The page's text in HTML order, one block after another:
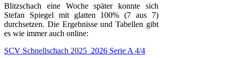
Blitzschach eine Woche später konnte sich
Stefan Spiegel mit glatten 100% (7 aus 7)
durchsetzen. Die Ergebnisse und Tabellen gibt
es wie immer auch online:
SCV Schnellschach 2025_2026 Serie A 4/4